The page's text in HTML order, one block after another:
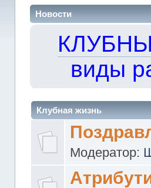
Новости
виды
Клубная жизнь
Модератор: